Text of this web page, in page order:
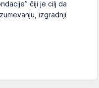
čiji je cilj da
izgradnji